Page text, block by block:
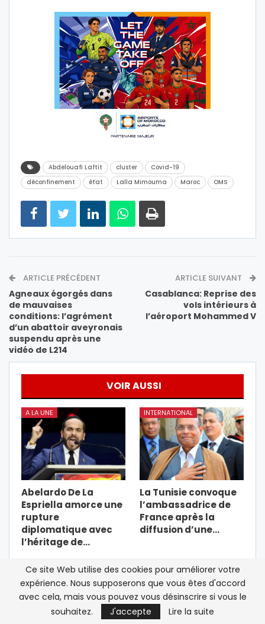
Abdelouafi Laftit cluster
Covid-19
déconfinement
état Lalla Mimouma Maroc OMS
ARTICLE PRÉCÉDENT
Agneaux égorgés dans
de mauvaises
conditions: l’agrément
d’un abattoir aveyronais
suspendu après une
vidéo de L214
ARTICLE SUIVANT
Casablanca: Reprise des
vols intérieurs à
l’aéroport Mohammed V
VOIR AUSSI
A LA UNE
Abelardo De La
Espriella amorce une
rupture
diplomatique avec
l’héritage de…
INTERNATIONAL
La Tunisie convoque
l’ambassadrice de
France après la
diffusion d’une…
DÉCRYPTAGES DÉCRYPTAGES
Ce site Web utilise des cookies pour améliorer votre
expérience. Nous supposerons que vous êtes d'accord
avec cela, mais vous pouvez vous désinscrire si vous le
souhaitez.
J'accepte Lire la suite